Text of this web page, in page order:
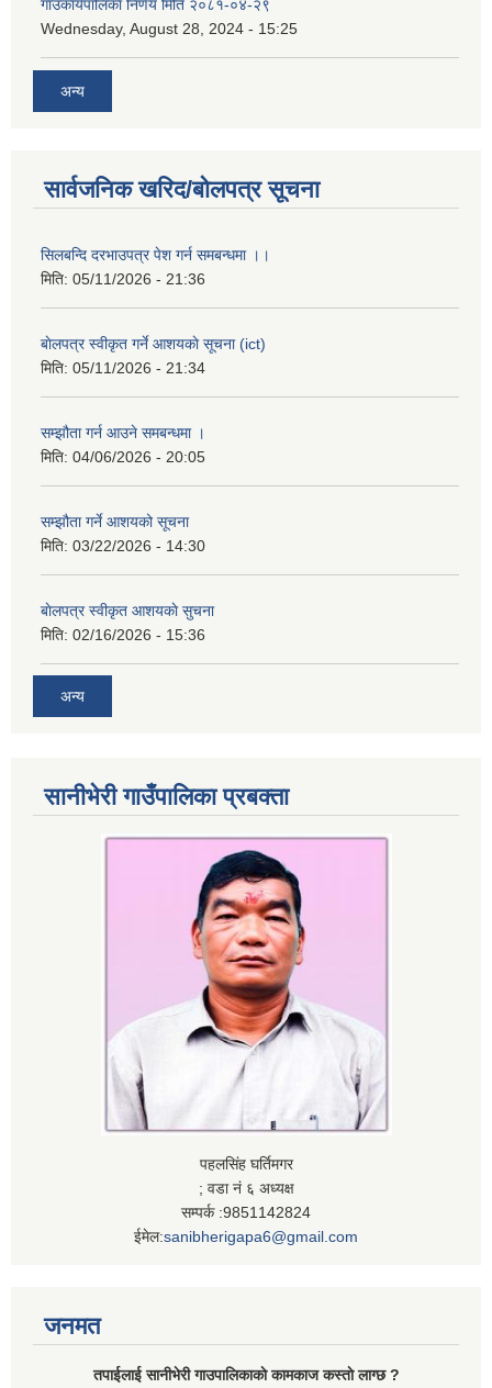
गाउँकार्यपालिका निर्णय मिति २०८१-०४-२९
Wednesday, August 28, 2024 - 15:25
अन्य
सार्वजनिक खरिद/बोलपत्र सूचना
सिलबन्दि दरभाउपत्र पेश गर्न समबन्धमा ।।
मिति: 05/11/2026 - 21:36
बाेलपत्र स्वीकृत गर्ने आशयकाे सूचना (ict)
मिति: 05/11/2026 - 21:34
सम्झौता गर्न आउने समबन्धमा ।
मिति: 04/06/2026 - 20:05
सम्झौता गर्ने आशयको सूचना
मिति: 03/22/2026 - 14:30
बाेलपत्र स्वीकृत आशयकाे सुचना
मिति: 02/16/2026 - 15:36
अन्य
सानीभेरी गाउँपालिका प्रबक्ता
पहलसिंह घर्तिमगर
; वडा नं ६ अध्यक्ष
सम्पर्क :9851142824
ईमेल:sanibherigapa6@gmail.com
जनमत
तपाईलाई सानीभेरी गाउपालिकाकाे कामकाज कस्ताे लाग्छ ?